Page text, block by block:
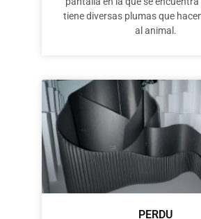
tiene diversas plumas que
al animal.
PERDU